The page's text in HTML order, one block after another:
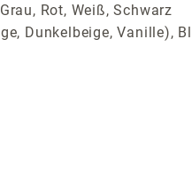
Rot, Weiß, Schwarz
Dunkelbeige, Vanille),